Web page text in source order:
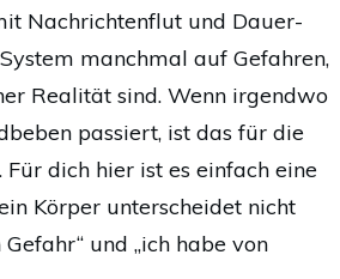
Nachrichtenflut und Dauer-
manchmal auf Gefahren,
Realität sind. Wenn irgendwo
passiert, ist das für die
dich hier ist es einfach eine
Körper unterscheidet nicht
und „ich habe von